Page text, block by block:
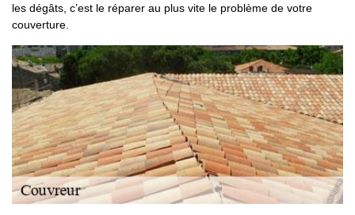
les dégâts, c’est le réparer au plus vite le problème de votre
couverture.